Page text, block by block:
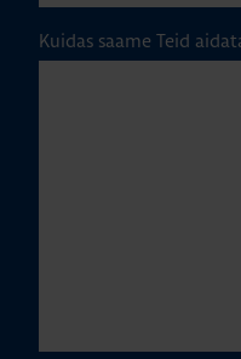
Kuidas saame Teid